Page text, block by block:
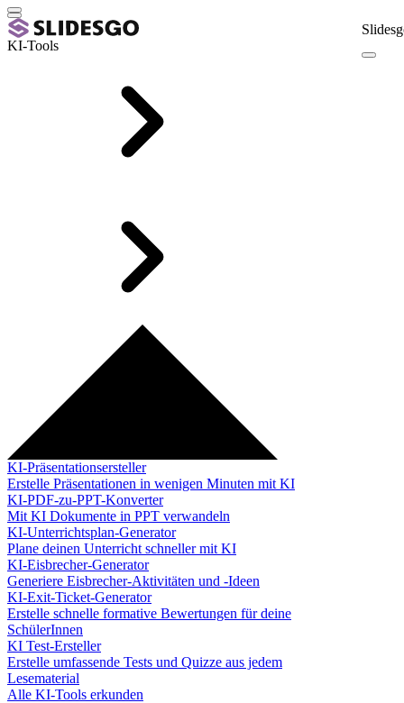
KI-Tools
KI-Präsentationsersteller
Erstelle Präsentationen in wenigen Minuten mit KI
KI-PDF-zu-PPT-Konverter
Mit KI Dokumente in PPT verwandeln
KI-Unterrichtsplan-Generator
Plane deinen Unterricht schneller mit KI
KI-Eisbrecher-Generator
Generiere Eisbrecher-Aktivitäten und -Ideen
KI-Exit-Ticket-Generator
Erstelle schnelle formative Bewertungen für deine
SchülerInnen
KI Test-Ersteller
Erstelle umfassende Tests und Quizze aus jedem
Lesematerial
Alle KI-Tools erkunden